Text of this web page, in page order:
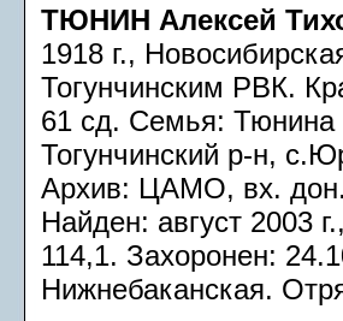
ТЮНИН Алексей
1918 г.,
Тогунчинским РВК.
61 сд. Семья: Тюнина
Тогунчинский р-н,
Архив: ЦАМО, вх. дон.
Найден: август 2003
114,1. Захоронен:
Нижнебаканская.